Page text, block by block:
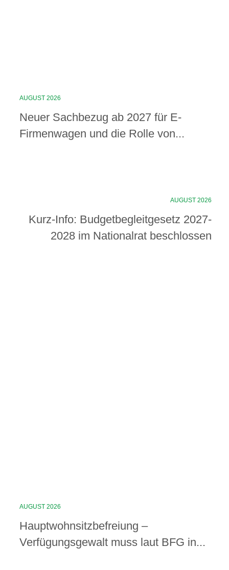
AUGUST 2026
Neuer Sachbezug ab 2027 für E-
Firmenwagen und die Rolle von...
AUGUST 2026
Kurz-Info: Budgetbegleitgesetz 2027-
2028 im Nationalrat beschlossen
AUGUST 2026
Hauptwohnsitz​­befreiung –
Verfügungsgewalt muss laut BFG in...